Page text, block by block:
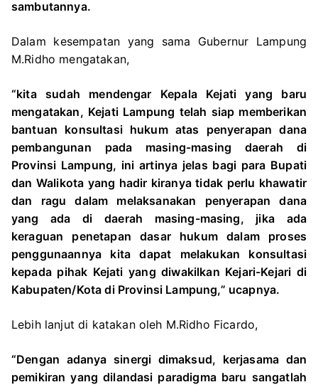
sambutannya.
Dalam kesempatan yang sama Gubernur Lampung
M.Ridho mengatakan,
“kita sudah mendengar Kepala Kejati yang baru
mengatakan, Kejati Lampung telah siap memberikan
bantuan konsultasi hukum atas penyerapan dana
pembangunan pada masing-masing daerah di
Provinsi Lampung, ini artinya jelas bagi para Bupati
dan Walikota yang hadir kiranya tidak perlu khawatir
dan ragu dalam melaksanakan penyerapan dana
yang ada di daerah masing-masing, jika ada
keraguan penetapan dasar hukum dalam proses
penggunaannya kita dapat melakukan konsultasi
kepada pihak Kejati yang diwakilkan Kejari-Kejari di
Kabupaten/Kota di Provinsi Lampung,” ucapnya.
Lebih lanjut di katakan oleh M.Ridho Ficardo,
“Dengan adanya sinergi dimaksud, kerjasama dan
pemikiran yang dilandasi paradigma baru sangatlah